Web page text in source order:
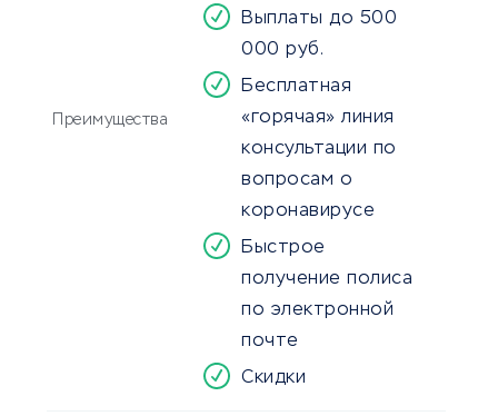
Преимущества
Выплаты до 500
000 руб.
Бесплатная
«горячая» линия
консультации по
вопросам о
коронавирусе
Быстрое
получение полиса
по электронной
почте
Скидки